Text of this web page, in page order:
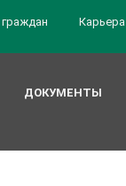
Карьера
ДОКУМЕНТЫ